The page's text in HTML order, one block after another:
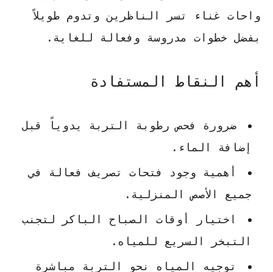
واحات غناء تسر الناظرين وتدوم طويلاً
بفضل خطوات مدروسة وفعالة للغاية.
أهم النقاط المستفادة
ضرورة فحص رطوبة التربة يدوياً قبل
إضافة الماء.
أهمية وجود فتحات تصريف فعالة في
جميع الأصص المنزلية.
اختيار أوقات الصباح الباكر لتجنب
التبخر السريع للمياه.
توجيه المياه نحو التربة مباشرة